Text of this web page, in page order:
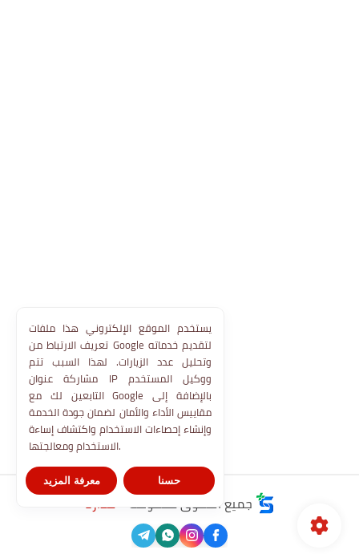
جميع الحقوق محفوظة © مدارنا
يستخدم الموقع الإلكتروني هذا ملفات
تعريف الارتباط من Google لتقديم خدماته
وتحليل عدد الزيارات. لهذا السبب تتم
مشاركة عنوان IP ووكيل المستخدم
التابعين لك مع Google بالإضافة إلى
مقاييس الأداء والأمان لضمان جودة الخدمة
وإنشاء إحصاءات الاستخدام واكتشاف إساءة
الاستخدام ومعالجتها.
معرفة المزيد حسنا